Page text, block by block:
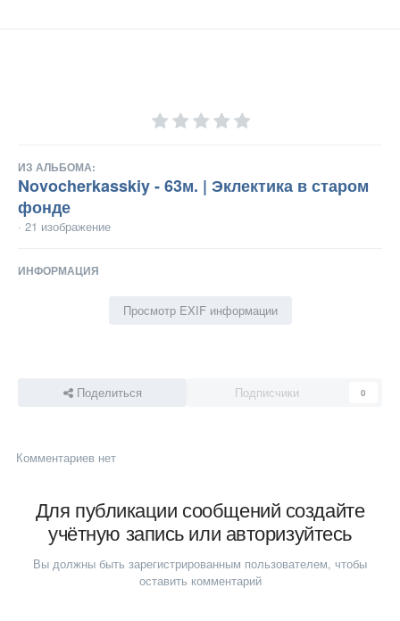
ИЗ АЛЬБОМА:
Novocherkasskiy - 63м. | Эклектика в старом
фонде
· 21 изображение
ИНФОРМАЦИЯ
Просмотр EXIF информации
Поделиться Подписчики 0
Комментариев нет
Для публикации сообщений создайте
учётную запись или авторизуйтесь
Вы должны быть зарегистрированным пользователем, чтобы
оставить комментарий